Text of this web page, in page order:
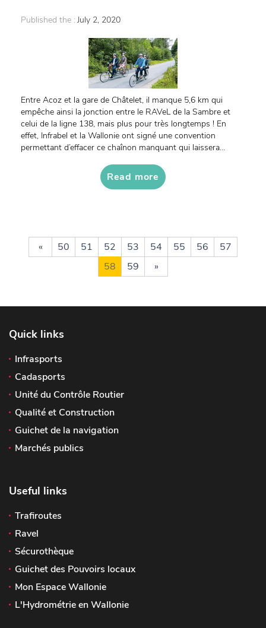
Published the : July 2, 2020
Entre Acoz et la gare de Châtelet, il manque 5,6 km qui
empêche ainsi la jonction entre le RAVeL de la Sambre et
celui de la ligne 138, mais plus pour très longtemps ! En
effet, Infrabel et la Wallonie ont signé une convention
permettant d’effacer ce chaînon manquant qui laissera...
Read more
« 50 51 52 53 54 55 56
57
58
59 »
Quick links
Infrasports
Cadasports
Unité du Contrôle Routier
Qualité et Construction
Guichet de la navigation
Marchés publics
Useful links
Trafiroutes
Ravel
Sécurothèque
Guichet des Pouvoirs locaux
Mon Espace Wallonie
L'Hydrométrie en Wallonie